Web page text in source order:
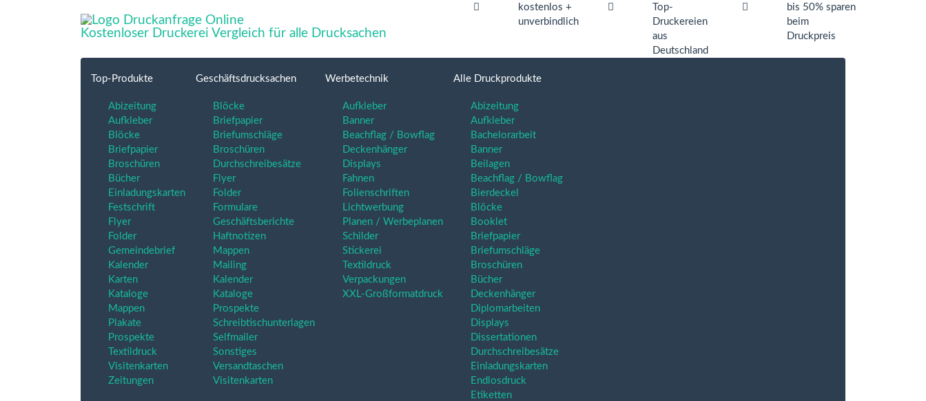
Kostenloser Druckerei Vergleich für alle Drucksachen
kostenlos +
unverbindlich
Top-
Druckereien
aus
Deutschland
bis 50% sparen
beim
Druckpreis
Top-Produkte
Abizeitung
Aufkleber
Blöcke
Briefpapier
Broschüren
Bücher
Einladungskarten
Festschrift
Flyer
Folder
Gemeindebrief
Kalender
Karten
Kataloge
Mappen
Plakate
Prospekte
Textildruck
Visitenkarten
Zeitungen
Geschäftsdrucksachen
Blöcke
Briefpapier
Briefumschläge
Broschüren
Durchschreibesätze
Flyer
Folder
Formulare
Geschäftsberichte
Haftnotizen
Mappen
Mailing
Kalender
Kataloge
Prospekte
Schreibtischunterlagen
Selfmailer
Sonstiges
Versandtaschen
Visitenkarten
Werbetechnik
Aufkleber
Banner
Beachflag / Bowflag
Deckenhänger
Displays
Fahnen
Folienschriften
Lichtwerbung
Planen / Werbeplanen
Schilder
Stickerei
Textildruck
Verpackungen
XXL-Großformatdruck
Alle Druckprodukte
Abizeitung
Aufkleber
Bachelorarbeit
Banner
Beilagen
Beachflag / Bowflag
Bierdeckel
Blöcke
Booklet
Briefpapier
Briefumschläge
Broschüren
Bücher
Deckenhänger
Diplomarbeiten
Displays
Dissertationen
Durchschreibesätze
Einladungskarten
Endlosdruck
Etiketten